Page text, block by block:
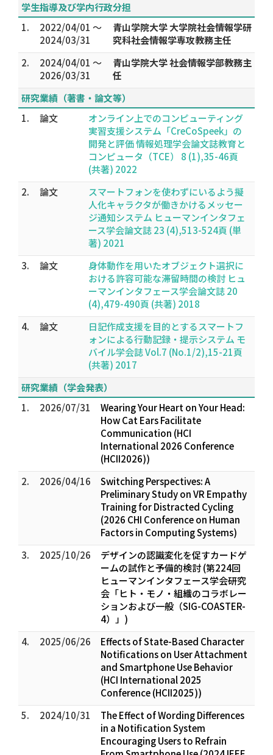
学生指導及び学内行政分担
1.
2022/04/01 ～
2024/03/31
青山学院大学 大学院社会情報学研
究科社会情報学専攻教務主任
2.
2024/04/01 ～
2026/03/31
青山学院大学 社会情報学部教務主
任
研究業績（著書・論文等）
1.
論文
オンライン上でのコンピューティング
実習支援システム「CreCoSpeek」の
開発と評価 情報処理学会論文誌教育と
コンピュータ（TCE） 8 (1),35-46頁
(共著) 2022
2.
論文
スマートフォンを使わずにいるよう擬
人化キャラクタが働きかけるメッセー
ジ通知システム ヒューマンインタフェ
ース学会論文誌 23 (4),513-524頁 (単
著) 2021
3.
論文
身体動作を用いたオブジェクト選択に
おける許容可能な滞留時間の検討 ヒュ
ーマンインタフェース学会論文誌 20
(4),479-490頁 (共著) 2018
4.
論文
日記作成支援を目的とするスマートフ
ォンによる行動記録・提示システム モ
バイル学会誌 Vol.7 (No.1/2),15-21頁
(共著) 2017
研究業績（学会発表）
1.
2026/07/31
Wearing Your Heart on Your Head:
How Cat Ears Facilitate
Communication (HCI
International 2026 Conference
(HCII2026))
2.
2026/04/16
Switching Perspectives: A
Preliminary Study on VR Empathy
Training for Distracted Cycling
(2026 CHI Conference on Human
Factors in Computing Systems)
3.
2025/10/26
デザインの認識変化を促すカードゲ
ームの試作と予備的検討 (第224回
ヒューマンインタフェース学会研究
会「ヒト・モノ・組織のコラボレー
ションおよび一般（SIG-COASTER-
4）」)
4.
2025/06/26
Effects of State-Based Character
Notifications on User Attachment
and Smartphone Use Behavior
(HCI International 2025
Conference (HCII2025))
5.
2024/10/31
The Effect of Wording Differences
in a Notification System
Encouraging Users to Refrain